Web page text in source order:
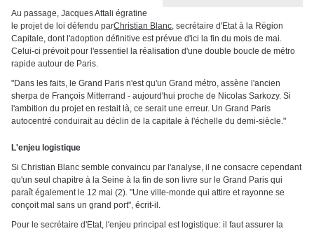
Au passage, Jacques Attali égratine
le projet de loi défendu parChristian Blanc, secrétaire d'Etat à la Région
Capitale, dont l'adoption définitive est prévue d'ici la fin du mois de mai.
Celui-ci prévoit pour l'essentiel la réalisation d'une double boucle de métro
rapide autour de Paris.
"Dans les faits, le Grand Paris n'est qu'un Grand métro, assène l'ancien
sherpa de François Mitterrand - aujourd'hui proche de Nicolas Sarkozy. Si
l'ambition du projet en restait là, ce serait une erreur. Un Grand Paris
autocentré conduirait au déclin de la capitale à l'échelle du demi-siècle."
L'enjeu logistique
Si Christian Blanc semble convaincu par l'analyse, il ne consacre cependant
qu'un seul chapitre à la Seine à la fin de son livre sur le Grand Paris qui
paraît également le 12 mai (2). "Une ville-monde qui attire et rayonne se
conçoit mal sans un grand port", écrit-il.
Pour le secrétaire d'Etat, l'enjeu principal est logistique: il faut assurer la